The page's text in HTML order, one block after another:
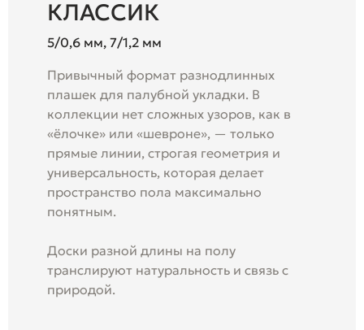
КЛАССИК
5/0,6 мм, 7/1,2 мм
Привычный формат разнодлинных
плашек для палубной укладки. В
коллекции нет сложных узоров, как в
«ёлочке» или «шевроне», — только
прямые линии, строгая геометрия и
универсальность, которая делает
пространство пола максимально
понятным.
Доски разной длины на полу
транслируют натуральность и связь с
природой.